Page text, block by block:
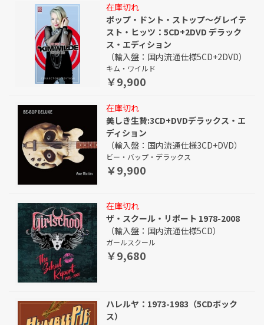
在庫切れ
ポップ・ドント・ストップ～グレイテ
スト・ヒッツ：5CD+2DVD デラック
ス・エディション
（輸入盤：国内流通仕様5CD+2DVD）
キム・ワイルド
￥9,900
在庫切れ
美しき生贄:3CD+DVDデラックス・エ
ディション
（輸入盤：国内流通仕様3CD+DVD）
ビー・バップ・デラックス
￥9,900
在庫切れ
ザ・スクール・リポート 1978-2008
（輸入盤：国内流通仕様5CD）
ガールスクール
￥9,680
ハレルヤ：1973-1983（5CDボック
ス）